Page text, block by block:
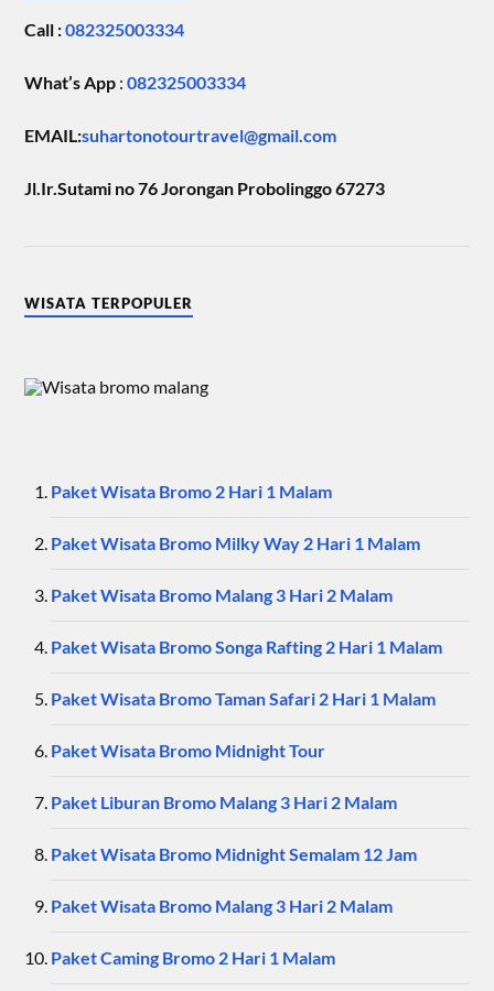
Call :082325003334
What’s App :082325003334
EMAIL:suhartonotourtravel@gmail.com
Jl.Ir.Sutami no 76 Jorongan Probolinggo 67273
WISATA TERPOPULER
Paket Wisata Bromo 2 Hari 1 Malam
Paket Wisata Bromo Milky Way 2 Hari 1 Malam
Paket Wisata Bromo Malang 3 Hari 2 Malam
Paket Wisata Bromo Songa Rafting 2 Hari 1 Malam
Paket Wisata Bromo Taman Safari 2 Hari 1 Malam
Paket Wisata Bromo Midnight Tour
Paket Liburan Bromo Malang 3 Hari 2 Malam
Paket Wisata Bromo Midnight Semalam 12 Jam
Paket Wisata Bromo Malang 3 Hari 2 Malam
Paket Caming Bromo 2 Hari 1 Malam